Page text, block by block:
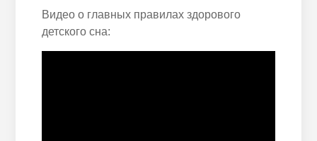
Видео о главных правилах здорового
детского сна: